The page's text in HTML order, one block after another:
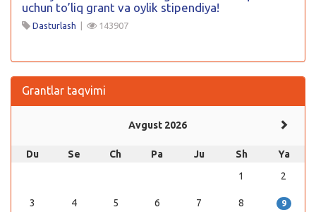
uchun to’liq grant va oylik stipendiya!
Dasturlash | 143907
Grantlar taqvimi
Avgust 2026
Du Se Ch Pa Ju Sh
Ya
1
2
3 4 5 6 7 8 9